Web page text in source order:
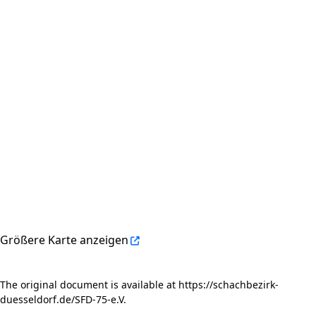
Größere Karte anzeigen
The original document is available at https://schachbezirk-
duesseldorf.de/SFD-75-e.V.